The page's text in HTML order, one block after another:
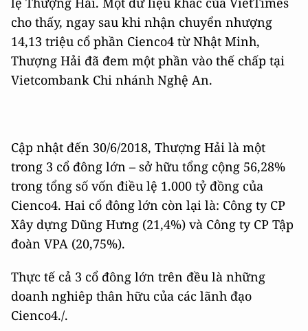
cho thấy, ngay sau khi nhận chuyển nhượng
14,13 triệu cổ phần Cienco4 từ Nhật Minh,
Thượng Hải đã đem một phần vào thế chấp tại
Vietcombank Chi nhánh Nghệ An.
Cập nhật đến 30/6/2018, Thượng Hải là một
trong 3 cổ đông lớn – sở hữu tổng cộng 56,28%
trong tổng số vốn điều lệ 1.000 tỷ đồng của
Cienco4. Hai cổ đông lớn còn lại là: Công ty CP
Xây dựng Dũng Hưng (21,4%) và Công ty CP Tập
đoàn VPA (20,75%).
Thực tế cả 3 cổ đông lớn trên đều là những
doanh nghiêp thân hữu của các lãnh đạo
Cienco4./.